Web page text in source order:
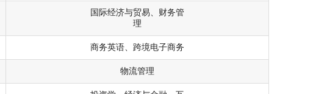
国际经济与贸易、财务管
理
商务英语、跨境电子商务
物流管理